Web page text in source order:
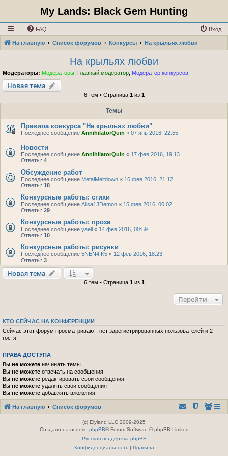
My Lands: Black Gem Hunting
FAQ Вход
На главную Список форумов Конкурсы На крыльях любви
На крыльях любви
Модераторы: Модераторы Главный модератор Модератор конкурсов
Новая тема
6 тем • Страница 1из 1
Темы
Правила конкурса "На крыльях любви"
Последнее сообщение AnnihilatorQuin « 07 янв 2016, 22:55
Новости
Последнее сообщение AnnihilatorQuin « 17 фев 2016, 19:13
Ответы: 4
Обсуждение работ
Последнее сообщение MetalMeltdown « 16 фев 2016, 21:12
Ответы: 18
Конкурсные работы: стихи
Последнее сообщение Alisa13Demon « 15 фев 2016, 00:02
Ответы: 29
Конкурсные работы: проза
Последнее сообщение yaell « 14 фев 2016, 00:59
Ответы: 10
Конкурсные работы: рисунки
Последнее сообщение 5NEN4IK5 « 12 фев 2016, 18:23
Ответы: 3
Новая тема
6 тем • Страница 1из 1
Перейти
КТО СЕЙЧАС НА КОНФЕРЕНЦИИ
Сейчас этот форум просматривают: нет зарегистрированных пользователей и 2
гостя
ПРАВА ДОСТУПА
Вы не можете начинать темы
Вы не можете отвечать на сообщения
Вы не можете редактировать свои сообщения
Вы не можете удалять свои сообщения
Вы не можете добавлять вложения
На главную Список форумов
(c) Elyland LLC 2009-2025
Создано на основе phpBB® Forum Software © phpBB Limited
Русская поддержка phpBB
Конфиденциальность| Правила